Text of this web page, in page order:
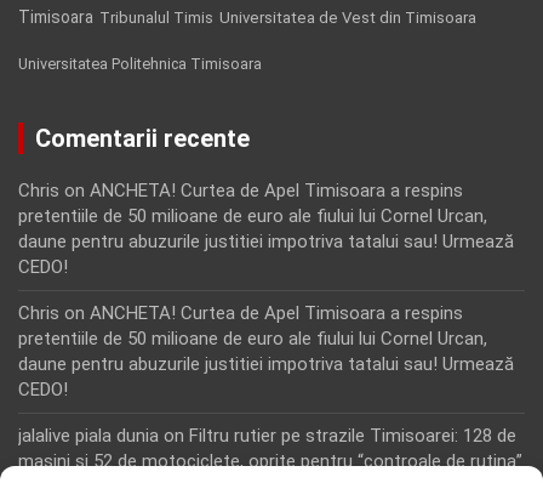
Timisoara Tribunalul Timis Universitatea de Vest din Timisoara
Universitatea Politehnica Timisoara
Comentarii recente
Chris on ANCHETA! Curtea de Apel Timisoara a respins
pretentiile de 50 milioane de euro ale fiului lui Cornel Urcan,
daune pentru abuzurile justitiei impotriva tatalui sau! Urmează
CEDO!
Chris on ANCHETA! Curtea de Apel Timisoara a respins
pretentiile de 50 milioane de euro ale fiului lui Cornel Urcan,
daune pentru abuzurile justitiei impotriva tatalui sau! Urmează
CEDO!
jalalive piala dunia on Filtru rutier pe strazile Timisoarei: 128 de
masini si 52 de motociclete, oprite pentru “controale de rutina”